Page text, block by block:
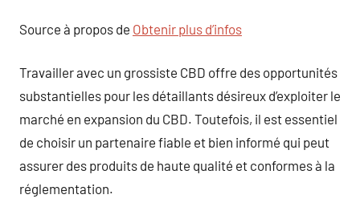
Source à propos de Obtenir plus d’infos
Travailler avec un grossiste CBD offre des opportunités
substantielles pour les détaillants désireux d’exploiter le
marché en expansion du CBD. Toutefois, il est essentiel
de choisir un partenaire fiable et bien informé qui peut
assurer des produits de haute qualité et conformes à la
réglementation.